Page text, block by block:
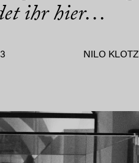
ihrhier…
NILO KLOTZ